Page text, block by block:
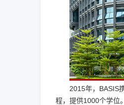
2015年，BASIS
程，提供1000个学位